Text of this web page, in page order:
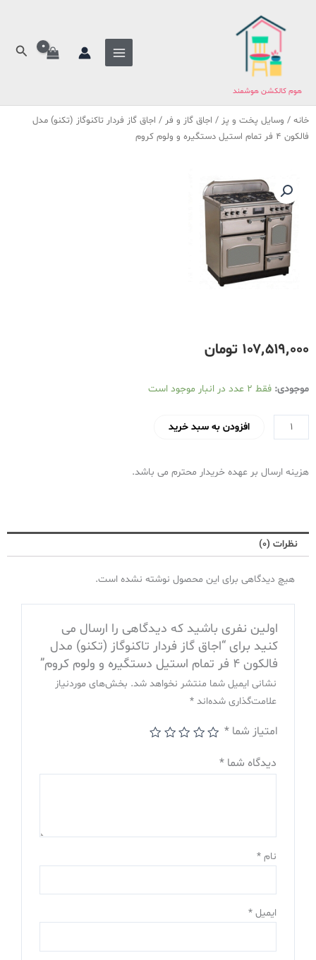
هوم کالکشن هوشمند
خانه / وسایل پخت و پز / اجاق گاز و فر / اجاق گاز فردار تاکنوگاز (تکنو) مدل
فالکون 4 فر تمام استیل دستگیره و ولوم کروم
۱۰۷٬۵۱۹٬۰۰۰ تومان
موجودی: فقط 2 عدد در انبار موجود است
اجاق
فردار
تاکنوگاز
مدل
فر
تمام
دستگیره
افزودن به سبد خرید
هزینه ارسال بر عهده خریدار محترم می باشد.
نظرات (0)
هیچ دیدگاهی برای این محصول نوشته نشده است.
اولین نفری باشید که دیدگاهی را ارسال می
کنید برای “اجاق گاز فردار تاکنوگاز (تکنو) مدل
فالکون 4 فر تمام استیل دستگیره و ولوم کروم”
نشانی ایمیل شما منتشر نخواهد شد. بخش‌های موردنیاز
علامت‌گذاری شده‌اند *
امتیاز شما *
دیدگاه شما *
نام *
ایمیل *